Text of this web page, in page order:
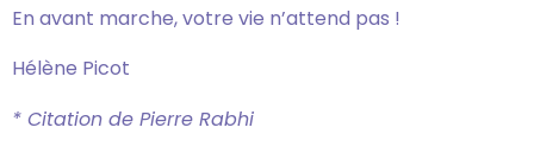
En avant marche, votre vie n’attend pas !
Hélène Picot
* Citation de Pierre Rabhi